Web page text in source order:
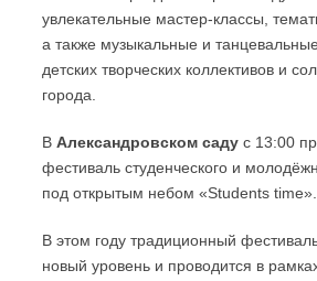
увлекательные мастер-классы,
а также музыкальные и
детских творческих коллективов и
города.
В Александровском саду с 13:00
фестиваль студенческого и
под открытым небом «Students time».
В этом году традиционный
новый уровень и проводится в